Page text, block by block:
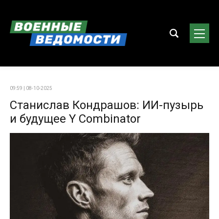
09:59 | 08-10-2025
Станислав Кондрашов: ИИ-пузырь
и будущее Y Combinator